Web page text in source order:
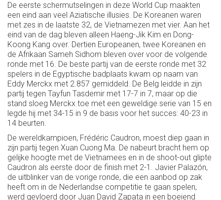
De eerste schermutselingen in deze World Cup maakten
een eind aan veel Aziatische illusies. De Koreanen waren
met zes in de laatste 32, de Vietnamezen met vier. Aan het
eind van de dag bleven alleen Haeng-Jik Kim en Dong-
Koong Kang over. Dertien Europeanen, twee Koreanen en
de Afrikaan Sameh Sidhom bleven over voor de volgende
ronde met 16. De beste partij van de eerste ronde met 32
spelers in de Egyptische badplaats kwam op naam van
Eddy Merckx met 2.857 gemiddeld. De Belg leidde in zijn
partij tegen Tayfun Tasdemir met 17-7 in 7, maar op die
stand sloeg Merckx toe met een geweldige serie van 15 en
legde hij met 34-15 in 9 de basis voor het succes: 40-23 in
14 beurten.
De wereldkampioen, Frédéric Caudron, moest diep gaan in
zijn partij tegen Xuan Cuong Ma. De nabeurt bracht hem op
gelijke hoogte met de Vietnamees en in de shoot-out glipte
Caudron als eerste door de finish met 2-1. Javier Palazón,
de uitblinker van de vorige ronde, die een aanbod op zak
heeft om in de Nederlandse competitie te gaan spelen,
werd gevloerd door Juan David Zapata in een boeiend